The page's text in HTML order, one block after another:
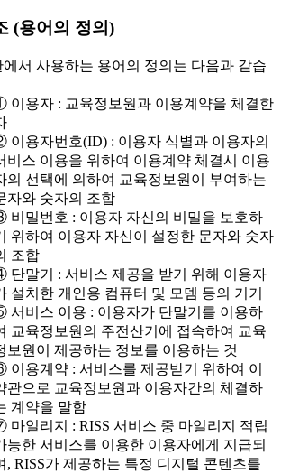
(용어의 정의)
에서 사용하는 용어의 정의는 다음과 같습
이용자 : 교육정보원과 이용계약을 체결한
이용자번호(ID) : 이용자 식별과 이용자의
비스 이용을 위하여 이용계약 체결시 이용
의 선택에 의하여 교육정보원이 부여하는
자와 숫자의 조합
비밀번호 : 이용자 자신의 비밀을 보호하
위하여 이용자 자신이 설정한 문자와 숫자
조합
단말기 : 서비스 제공을 받기 위해 이용자
설치한 개인용 컴퓨터 및 모뎀 등의 기기
서비스 이용 : 이용자가 단말기를 이용하
교육정보원의 주전산기에 접속하여 교육
보원이 제공하는 정보를 이용하는 것
이용계약 : 서비스를 제공받기 위하여 이
관으로 교육정보원과 이용자간의 체결하
계약을 말함
마일리지 : RISS 서비스 중 마일리지 적립
능한 서비스를 이용한 이용자에게 지급되
, RISS가 제공하는 특정 디지털 콘텐츠를